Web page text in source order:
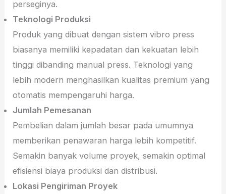
perseginya.
Teknologi Produksi
Produk yang dibuat dengan sistem vibro press
biasanya memiliki kepadatan dan kekuatan lebih
tinggi dibanding manual press. Teknologi yang
lebih modern menghasilkan kualitas premium yang
otomatis mempengaruhi harga.
Jumlah Pemesanan
Pembelian dalam jumlah besar pada umumnya
memberikan penawaran harga lebih kompetitif.
Semakin banyak volume proyek, semakin optimal
efisiensi biaya produksi dan distribusi.
Lokasi Pengiriman Proyek